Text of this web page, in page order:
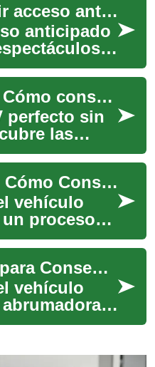
Cómo conseguir acceso anticipado a conciertos y espectáculos
anticipado
de
en
Guía definitiva: Cómo conseguir el mejor SUV al mejor precio
perfecto sin
las
expertos
complejo
Guía Completa: Cómo Conseguir las Mejores Ofertas de Autos
vehículo
proceso
encontrar
Guía Completa para Conseguir las Mejores Ofertas de Autos
vehículo
se
las mejores